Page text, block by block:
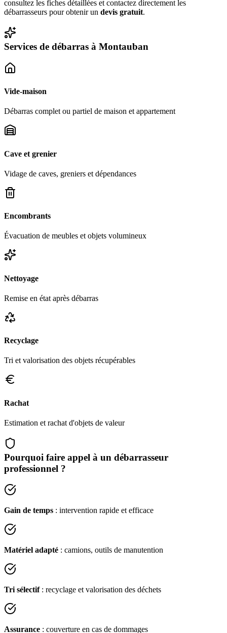
consultez les fiches détaillées et contactez directement les
débarrasseurs pour obtenir un devis gratuit.
Services de débarras à Montauban
Vide-maison
Débarras complet ou partiel de maison et appartement
Cave et grenier
Vidage de caves, greniers et dépendances
Encombrants
Évacuation de meubles et objets volumineux
Nettoyage
Remise en état après débarras
Recyclage
Tri et valorisation des objets récupérables
Rachat
Estimation et rachat d'objets de valeur
Pourquoi faire appel à un débarrasseur
professionnel ?
Gain de temps : intervention rapide et efficace
Matériel adapté : camions, outils de manutention
Tri sélectif: recyclage et valorisation des déchets
Assurance : couverture en cas de dommages